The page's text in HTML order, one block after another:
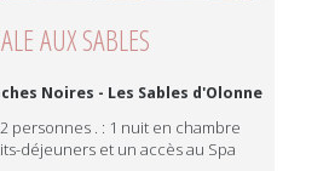
AUX SABLES
Noires - Les Sables d'Olonne
personnes . : 1 nuit en chambre
déjeuners et un accès au Spa